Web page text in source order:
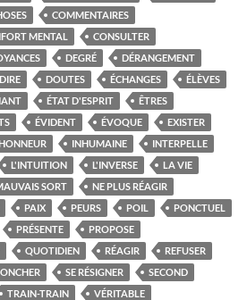
COMMENTAIRES
MENTAL
CONSULTER
DEGRÉ
DÉRANGEMENT
DIRE DOUTES ÉCHANGES
ÉLÈVES
ÉTAT D'ESPRIT
ÊTRES
ÉVIDENT ÉVOQUE
EXISTER
INHUMAINE
INTERPELLE
L'INTUITION L'INVERSE
LA VIE
SORT
NE PLUS RÉAGIR
PAIX PEURS POIL
PONCTUEL
PRÉSENTE
PROPOSE
QUOTIDIEN RÉAGIR
REFUSER
SE RÉSIGNER
SECOND
TRAIN-TRAIN VÉRITABLE